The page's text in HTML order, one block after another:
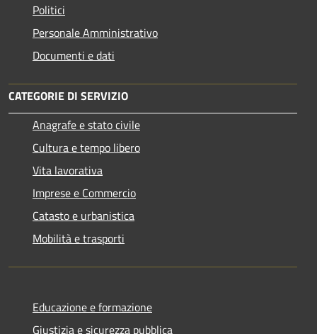
Politici
Personale Amministrativo
Documenti e dati
CATEGORIE DI SERVIZIO
Anagrafe e stato civile
Cultura e tempo libero
Vita lavorativa
Imprese e Commercio
Catasto e urbanistica
Mobilità e trasporti
Educazione e formazione
Giustizia e sicurezza pubblica